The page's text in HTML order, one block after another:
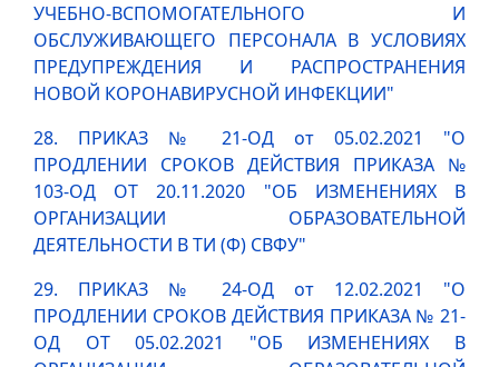
УЧЕБНО-ВСПОМОГАТЕЛЬНОГО И
ОБСЛУЖИВАЮЩЕГО ПЕРСОНАЛА В УСЛОВИЯХ
ПРЕДУПРЕЖДЕНИЯ И РАСПРОСТРАНЕНИЯ
НОВОЙ КОРОНАВИРУСНОЙ ИНФЕКЦИИ"
28. ПРИКАЗ № 21-ОД от 05.02.2021 "О
ПРОДЛЕНИИ СРОКОВ ДЕЙСТВИЯ ПРИКАЗА №
103-ОД ОТ 20.11.2020 "ОБ ИЗМЕНЕНИЯХ В
ОРГАНИЗАЦИИ ОБРАЗОВАТЕЛЬНОЙ
ДЕЯТЕЛЬНОСТИ В ТИ (Ф) СВФУ"
29. ПРИКАЗ № 24-ОД от 12.02.2021 "О
ПРОДЛЕНИИ СРОКОВ ДЕЙСТВИЯ ПРИКАЗА № 21-
ОД ОТ 05.02.2021 "ОБ ИЗМЕНЕНИЯХ В